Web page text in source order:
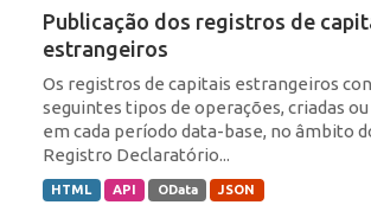
Publicação dos registros de
estrangeiros
Os registros de capitais estrangeiros
seguintes tipos de operações, criadas
em cada período data-base, no âmbito
Registro Declaratório...
HTML API OData JSON